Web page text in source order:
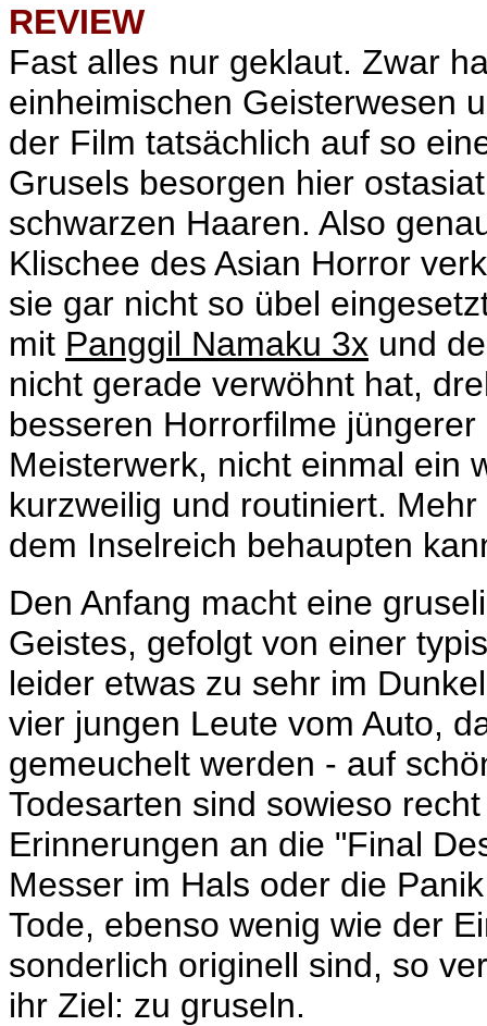
REVIEW
Fast alles nur geklaut. Zwar
einheimischen Geisterwesen
der Film tatsächlich auf so
Grusels besorgen hier
schwarzen Haaren. Also
Klischee des Asian Horror
sie gar nicht so übel
mit Panggil Namaku 3x und
nicht gerade verwöhnt hat,
besseren Horrorfilme
Meisterwerk, nicht einmal ein
kurzweilig und routiniert.
dem Inselreich behaupten
Den Anfang macht eine
Geistes, gefolgt von einer
leider etwas zu sehr im
vier jungen Leute vom Auto,
gemeuchelt werden - auf
Todesarten sind sowieso
Erinnerungen an die "Final
Messer im Hals oder die
Tode, ebenso wenig wie der
sonderlich originell sind, so
ihr Ziel: zu gruseln.